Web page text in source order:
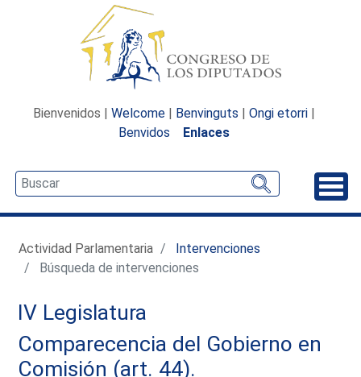
Bienvenidos | Welcome | Benvinguts | Ongi etorri |
Benvidos
Enlaces
Actividad Parlamentaria
Intervenciones
Búsqueda de intervenciones
IV Legislatura
Comparecencia del Gobierno en
Comisión (art. 44).